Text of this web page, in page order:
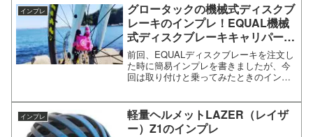
インプレ
グロータックの機械式ディスクブ
レーキのインプレ！EQUAL機械
式ディスクブレーキキャリパーセ
ットのインプレ２ 取り付け＆乗
車編
前回、EQUALディスクブレーキを注文し
た時に簡易インプレを書きましたが、今
回は取り付けと乗ってみたときのインプ
ブレーキ！EQUAL機械式ディスクブレー
キキャリパーセットの取り付け＆乗車イ
ンプレまずは取り...
インプレ
軽量ヘルメットLAZER（レイザ
ー）Z1のインプレ